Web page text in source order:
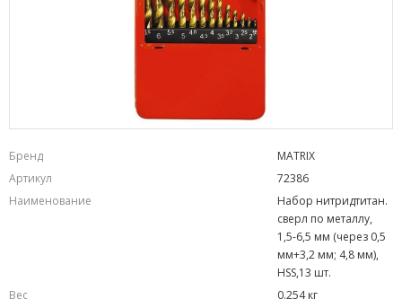
Бренд
MATRIX
Артикул
72386
Наименование
Набор нитридтитан.
сверл по металлу,
1,5-6,5 мм (через 0,5
мм+3,2 мм; 4,8 мм),
НSS,13 шт.
Вес
0.254 кг